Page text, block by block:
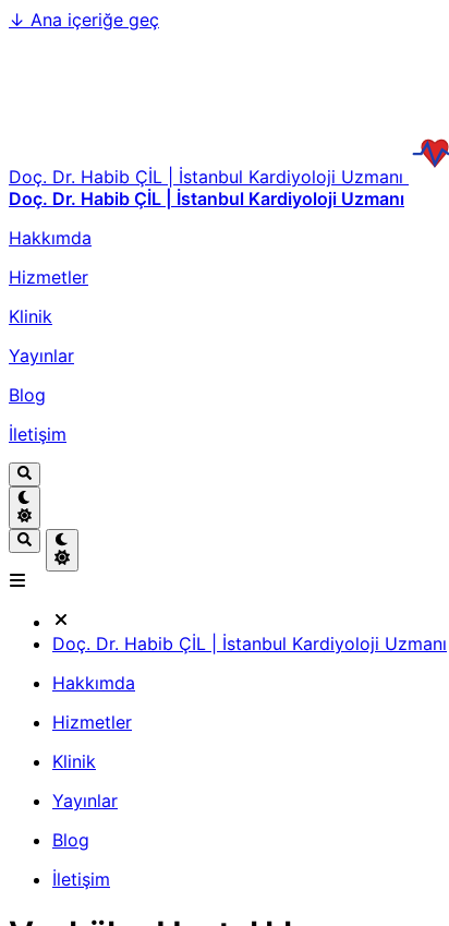
↓ Ana içeriğe geç
Doç. Dr. Habib ÇİL | İstanbul Kardiyoloji Uzmanı
Doç. Dr. Habib ÇİL | İstanbul Kardiyoloji Uzmanı
Hakkımda
Hizmetler
Klinik
Yayınlar
Blog
İletişim
Doç. Dr. Habib ÇİL | İstanbul Kardiyoloji Uzmanı
Hakkımda
Hizmetler
Klinik
Yayınlar
Blog
İletişim